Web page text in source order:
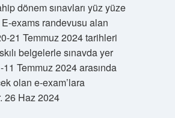
dönem sınavları yüz yüze
E-exams randevusu alan
21 Temmuz 2024 tarihleri
belgelerle sınavda yer
Temmuz 2024 arasında
olan e-exam’lara
26 Haz 2024